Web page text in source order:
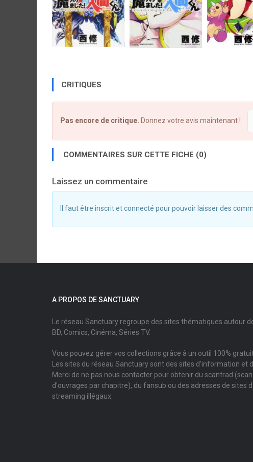
CRITIQUES
Pas encore de critique. Donnez votre avis maintenant !
COMMENTAIRES SUR CETTE FICHE (0)
Laissez un commentaire
Il faut être inscrit et connecté pour pouvoir laisser des
A PROPOS DE SANCTUARY
Le réseau Sanctuary regroupe des sites thématiques autour
BD, Comics, Cinéma, Séries TV.
Vous pouvez gérer vos collections grâce à un outil 100%
Les sites du réseau Sanctuary sont des sites d'information et
Merci de ne pas nous contacter pour obtenir du scantrad (scan
d'ouvrages par chapitre), du fansub ou des adresses de sites
streaming illégaux.